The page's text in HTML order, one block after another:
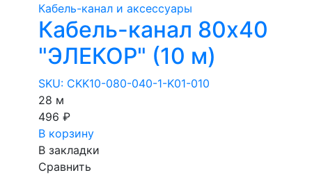
Кабель-канал и аксессуары
Кабель-канал 80х40
"ЭЛЕКОР" (10 м)
SKU: CKK10-080-040-1-K01-010
28 м
496 ₽
В корзину
В закладки
Сравнить